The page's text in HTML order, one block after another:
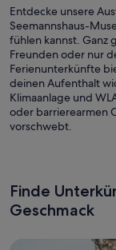
Entdecke unsere
Seemannshaus-
fühlen kannst. Ganz
Freunden oder nur
Ferienunterkünfte
deinen Aufenthalt
Klimaanlage und
oder barrierearmen
vorschwebt.
Finde
Geschmack
Suche nach